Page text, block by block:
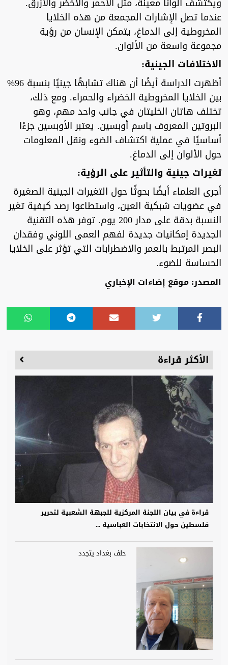
عندما تصل الإشارات المجمعة من هذه الخلايا
المخروطية إلى الدماغ، يتمكن الإنسان من رؤية
مجموعة واسعة من الألوان.
الاختلافات الجينية:
أظهرت الدراسة أيضًا أن هناك تشابهًا جينيًا بنسبة 96%
بين الخلايا المخروطية الخضراء والحمراء. ومع ذلك،
تختلف هاتان الخليتان في جانب واحد مهم، وهو
البروتين المعروف باسم أوبسين. يعتبر الأوبسين جزءًا
أساسيًا في عملية اكتشاف الضوء ونقل المعلومات
حول الألوان إلى الدماغ.
تغيرات جينية والتأثير على الرؤية:
أجرى العلماء أيضًا بحوثًا حول التغيرات الجينية الصغيرة
في عضويات شبكية العين، واستطاعوا رصد كيفية تغير
النسبة بدقة على مدار 200 يوم. توفر هذه التقنية
الجديدة إمكانيات جديدة لفهم العمى اللوني وفقدان
البصر المرتبط بالعمر والاضطرابات التي تؤثر على الخلايا
الحساسة للضوء.
المصدر: موقع إضاءات الإخباري
الأكثر قراءة
قراءة في بيان اللجنة المركزية للجبهة الشعبية لتحرير
فلسطين حول الانتخابات العباسية ...
حلف بغداد يتجدد